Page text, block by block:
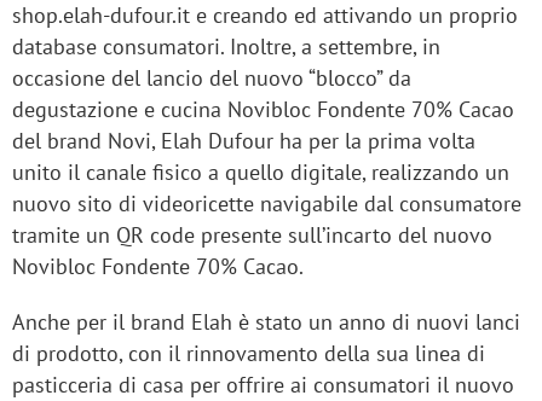
shop.elah-dufour.it e creando ed attivando un proprio
database consumatori. Inoltre, a settembre, in
occasione del lancio del nuovo “blocco” da
degustazione e cucina Novibloc Fondente 70% Cacao
del brand Novi, Elah Dufour ha per la prima volta
unito il canale fisico a quello digitale, realizzando un
nuovo sito di videoricette navigabile dal consumatore
tramite un QR code presente sull’incarto del nuovo
Novibloc Fondente 70% Cacao.
Anche per il brand Elah è stato un anno di nuovi lanci
di prodotto, con il rinnovamento della sua linea di
pasticceria di casa per offrire ai consumatori il nuovo